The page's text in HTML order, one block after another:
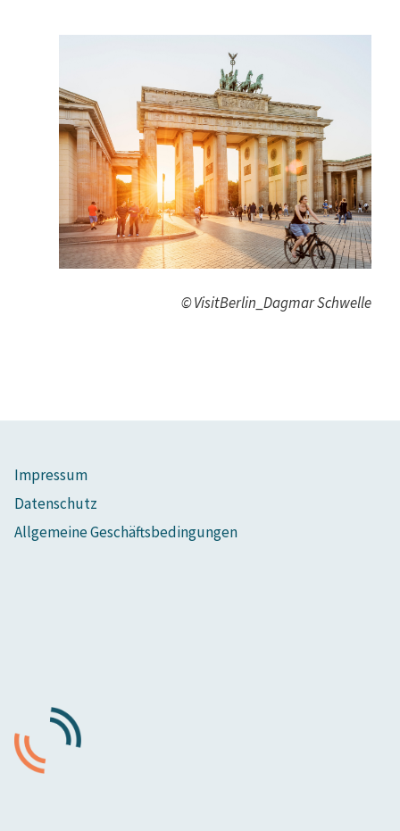
© VisitBerlin_Dagmar Schwelle
Impressum
Datenschutz
Allgemeine Geschäftsbedingungen